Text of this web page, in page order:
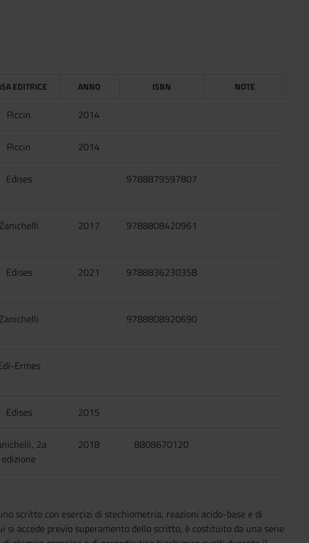
EDITRICE ANNO ISBN NOTE
Piccin 2014
Piccin 2014
Edises 9788879597807
Zanichelli 2017 9788808420961
Edises 2021 9788836230358
Zanichelli 9788808920690
Ermes
Edises 2015
2a
edizione
2018 8808670120
scritto con esercizi di stechiometria, reazioni acido-base e di
si accede previo superamento dello scritto, è costituito da una serie